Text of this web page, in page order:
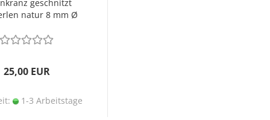
geschnitzt
natur 8 mm Ø
25,00 EUR
1-3 Arbeitstage